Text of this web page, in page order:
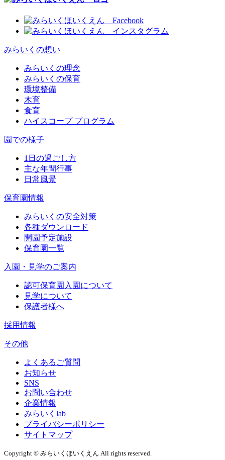
みらいくの想い
みらいくの理念
みらいくの保育
環境整備
木育
食育
ハイスコープ プログラム
園での様子
1日の過ごし方
主な年間行事
日常風景
保育園情報
みらいくの安全対策
各種ダウンロード
開園予定施設
保育園一覧
入園・見学のご案内
認可保育園入園について
見学について
保護者様へ
採用情報
その他
よくあるご質問
お知らせ
SNS
お問い合わせ
企業情報
みらいくlab
プライバシーポリシー
サイトマップ
Copyright © みらいくほいくえん All rights reserved.